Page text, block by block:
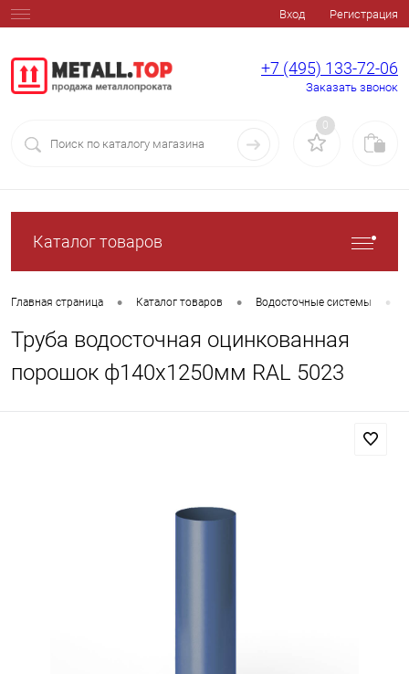
Вход Регистрация
+7 (495) 133-72-06
Заказать звонок
0
Каталог товаров
Главная страница • Каталог товаров • Водосточные системы •
Труба водосточная оцинкованная
порошок ф140х1250мм RAL 5023